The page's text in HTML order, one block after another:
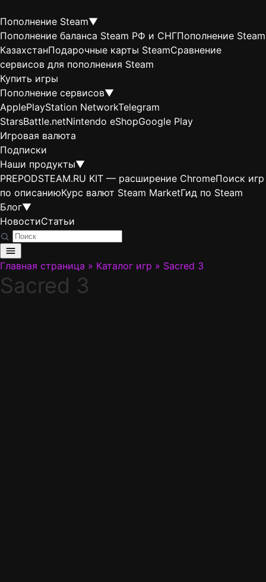
Пополнение Steam▼
Пополнение баланса Steam РФ и СНГПополнение Steam
КазахстанПодарочные карты SteamСравнение
сервисов для пополнения Steam
Купить игры
Пополнение сервисов▼
ApplePlayStation NetworkTelegram
StarsBattle.netNintendo eShopGoogle Play
Игровая валюта
Подписки
Наши продукты▼
PREPODSTEAM.RU KIT — расширение ChromeПоиск игр
по описаниюКурс валют Steam MarketГид по Steam
Блог▼
НовостиСтатьи
Главная страница » Каталог игр » Sacred 3
Sacred 3